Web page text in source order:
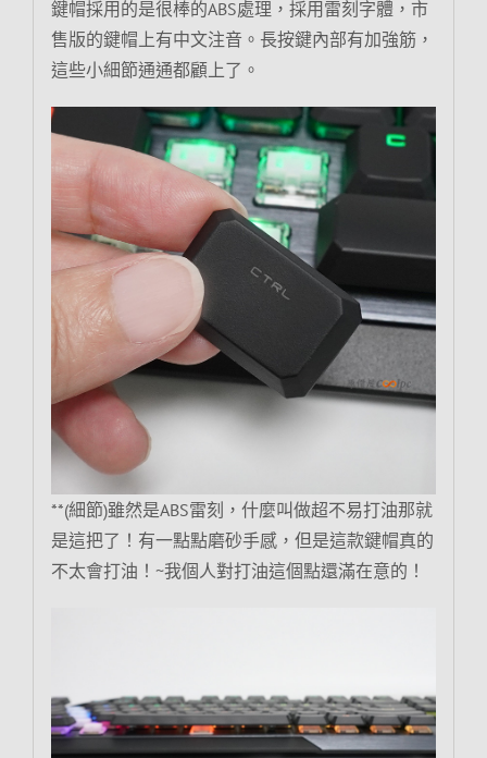
鍵帽採用的是很棒的ABS處理，採用雷刻字體，市
售版的鍵帽上有中文注音。長按鍵內部有加強筋，
這些小細節通通都顧上了。
**(細節)雖然是ABS雷刻，什麼叫做超不易打油那就
是這把了！有一點點磨砂手感，但是這款鍵帽真的
不太會打油！~我個人對打油這個點還滿在意的！